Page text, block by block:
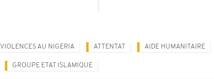
VIOLENCES AU NIGERIA ATTENTAT AIDE HUMANITAIRE
GROUPE ETAT ISLAMIQUE